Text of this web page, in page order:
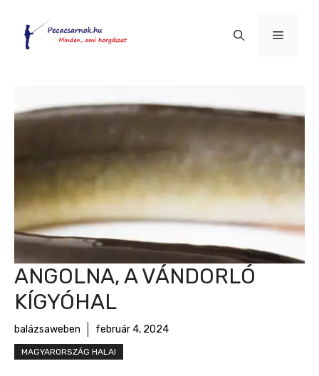
tartalomba
Menü
ANGOLNA, A VÁNDORLÓ
KÍGYÓHAL
balázsaweben február 4, 2024
MAGYARORSZÁG HALAI